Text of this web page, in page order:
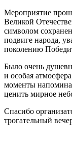
Мероприятие
Великой
символом
подвиге народа,
поколению
Было очень
и особая
моменты
ценить мирное
Спасибо
трогательный